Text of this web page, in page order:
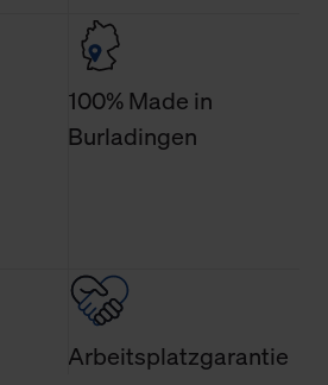
über Cookies und Web-
Nutzung Ihrer persönlichen Daten
100% Made in
Burladingen
Arbeitsplatzgarantie